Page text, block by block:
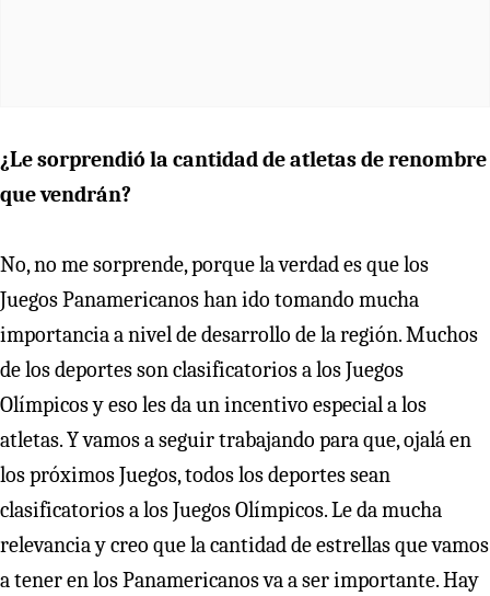
¿Le sorprendió la cantidad de atletas de renombre
que vendrán?
No, no me sorprende, porque la verdad es que los
Juegos Panamericanos han ido tomando mucha
importancia a nivel de desarrollo de la región. Muchos
de los deportes son clasificatorios a los Juegos
Olímpicos y eso les da un incentivo especial a los
atletas. Y vamos a seguir trabajando para que, ojalá en
los próximos Juegos, todos los deportes sean
clasificatorios a los Juegos Olímpicos. Le da mucha
relevancia y creo que la cantidad de estrellas que vamos
a tener en los Panamericanos va a ser importante. Hay